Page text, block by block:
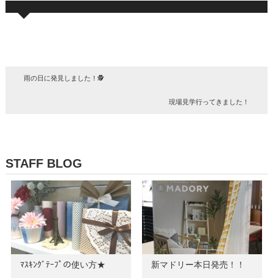
雨の日に発見しました！🕵
現場見学行ってきました！
STAFF BLOG
ﾏｽｷﾝｸﾞﾃｰﾌﾟの使い方★ 新マドリー本日発売！！